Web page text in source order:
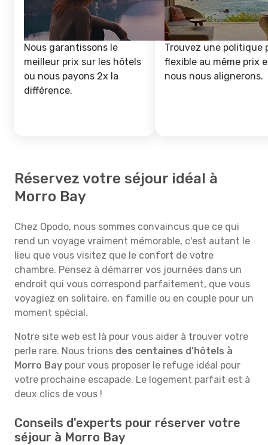
Nous garantissons le
meilleur prix sur les hôtels
ou nous payons 2x la
différence.
Trouvez une politique
flexible au même prix
nous nous alignerons.
Réservez votre séjour idéal à
Morro Bay
Chez Opodo, nous sommes convaincus que ce qui
rend un voyage vraiment mémorable, c'est autant le
lieu que vous visitez que le confort de votre
chambre. Pensez à démarrer vos journées dans un
endroit qui vous correspond parfaitement, que vous
voyagiez en solitaire, en famille ou en couple pour un
moment spécial.
Notre site web est là pour vous aider à trouver votre
perle rare. Nous trions des centaines d'hôtels à
Morro Bay pour vous proposer le refuge idéal pour
votre prochaine escapade. Le logement parfait est à
deux clics de vous !
Conseils d'experts pour réserver votre
séjour à Morro Bay